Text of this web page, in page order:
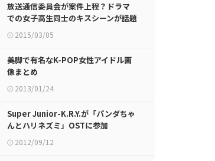
放送通信委員会が案件上程？ドラマ
での女子高生同士のキスシーンが話題
に 2015/03/05
美脚で有名なK-POP女性アイドル画
像まとめ
2013/01/24
Super Junior-K.R.Y.が「パンダちゃ
んとハリネズミ」OSTに参加
2012/09/12